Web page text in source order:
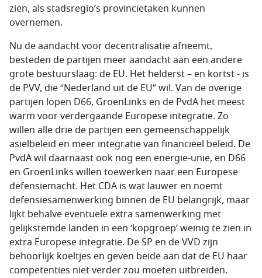
zien, als stadsregio’s provincietaken kunnen
overnemen.
Nu de aandacht voor decentralisatie afneemt,
besteden de partijen meer aandacht aan een andere
grote bestuurslaag: de EU. Het helderst – en kortst - is
de PVV, die “Nederland uit de EU” wil. Van de overige
partijen lopen D66, GroenLinks en de PvdA het meest
warm voor verdergaande Europese integratie. Zo
willen alle drie de partijen een gemeenschappelijk
asielbeleid en meer integratie van financieel beleid. De
PvdA wil daarnaast ook nog een energie-unie, en D66
en GroenLinks willen toewerken naar een Europese
defensiemacht. Het CDA is wat lauwer en noemt
defensiesamenwerking binnen de EU belangrijk, maar
lijkt behalve eventuele extra samenwerking met
gelijkstemde landen in een ‘kopgroep’ weinig te zien in
extra Europese integratie. De SP en de VVD zijn
behoorlijk koeltjes en geven beide aan dat de EU haar
competenties niet verder zou moeten uitbreiden.